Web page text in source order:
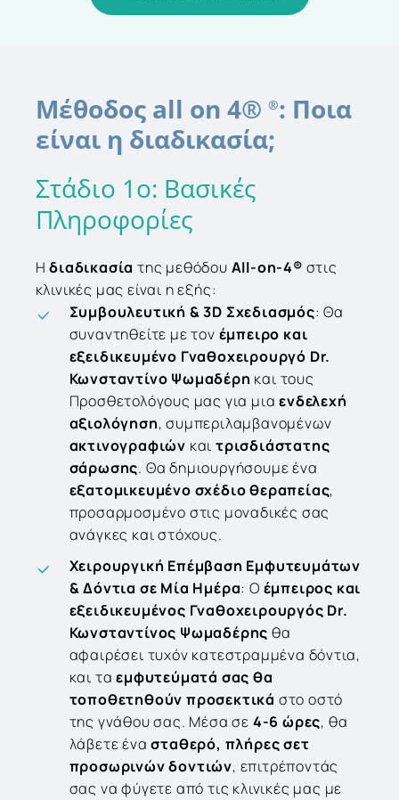
Μέθοδος all on 4® ®: Ποια
είναι η διαδικασία;
Στάδιο 1ο: Βασικές
Πληροφορίες
Ηδιαδικασία της μεθόδου All-on-4® στις
κλινικές μας είναι η εξής:
Συμβουλευτική & 3D Σχεδιασμός: Θα
συναντηθείτε με τον έμπειρο και
εξειδικευμένο Γναθοχειρουργό Dr.
Κωνσταντίνο Ψωμαδέρη και τους
Προσθετολόγους μας για μιαενδελεχή
αξιολόγηση, συμπεριλαμβανομένων
ακτινογραφιών και τρισδιάστατης
σάρωσης. Θα δημιουργήσουμε ένα
εξατομικευμένο σχέδιο θεραπείας,
προσαρμοσμένο στις μοναδικές σας
ανάγκες και στόχους.
Χειρουργική Επέμβαση Εμφυτευμάτων
& Δόντια σε Μία Ημέρα: Ο έμπειρος και
εξειδικευμένος Γναθοχειρουργός Dr.
Κωνσταντίνος Ψωμαδέρης θα
αφαιρέσει τυχόν κατεστραμμένα δόντια,
και ταεμφυτεύματά σας θα
τοποθετηθούν προσεκτικά στο οστό
της γνάθου σας. Μέσα σε 4-6 ώρες, θα
λάβετε ένασταθερό, πλήρες σετ
προσωρινών δοντιών, επιτρέποντάς
σας να φύγετε από τις κλινικές μας με